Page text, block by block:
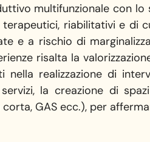
multifunzionale con
riabilitativi e di
e a rischio di
risalta la
realizzazione di
la creazione di
GAS ecc.), per